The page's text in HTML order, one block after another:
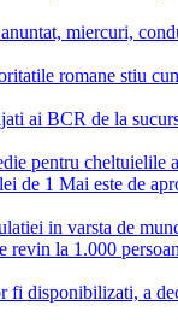
miercuri,
romane stiu
ai BCR de la
pentru cheltuielile
de 1 Mai este de
in varsta de
la 1.000
fi disponibilizati, a